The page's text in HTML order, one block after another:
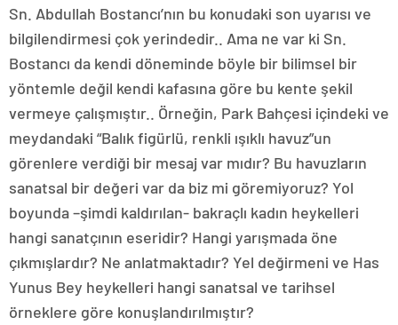
Sn. Abdullah Bostancı’nın bu konudaki son uyarısı ve
bilgilendirmesi çok yerindedir.. Ama ne var ki Sn.
Bostancı da kendi döneminde böyle bir bilimsel bir
yöntemle değil kendi kafasına göre bu kente şekil
vermeye çalışmıştır.. Örneğin, Park Bahçesi içindeki ve
meydandaki “Balık figürlü, renkli ışıklı havuz”un
görenlere verdiği bir mesaj var mıdır? Bu havuzların
sanatsal bir değeri var da biz mi göremiyoruz? Yol
boyunda –şimdi kaldırılan- bakraçlı kadın heykelleri
hangi sanatçının eseridir? Hangi yarışmada öne
çıkmışlardır? Ne anlatmaktadır? Yel değirmeni ve Has
Yunus Bey heykelleri hangi sanatsal ve tarihsel
örneklere göre konuşlandırılmıştır?